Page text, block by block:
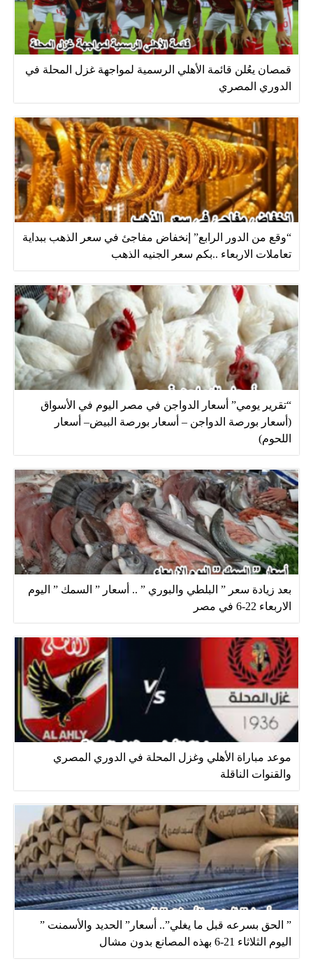
قمصان يعُلن قائمة الأهلي الرسمية لمواجهة غزل المحلة في
الدوري المصري
“وقع من الدور الرابع” إنخفاض مفاجئ في سعر الذهب ببداية
تعاملات الاربعاء ..بكم سعر الجنيه الذهب
“تقرير يومي” أسعار الدواجن في مصر اليوم في الأسواق
(أسعار بورصة الدواجن – أسعار بورصة البيض– أسعار
اللحوم)
بعد زيادة سعر ” البلطي والبوري ” .. أسعار ” السمك ” اليوم
الاربعاء 22-6 في مصر
موعد مباراة الأهلي وغزل المحلة في الدوري المصري
والقنوات الناقلة
” الحق بسرعه قبل ما يغلي”.. أسعار” الحديد والأسمنت ”
اليوم الثلاثاء 21-6 بهذه المصانع بدون مشال